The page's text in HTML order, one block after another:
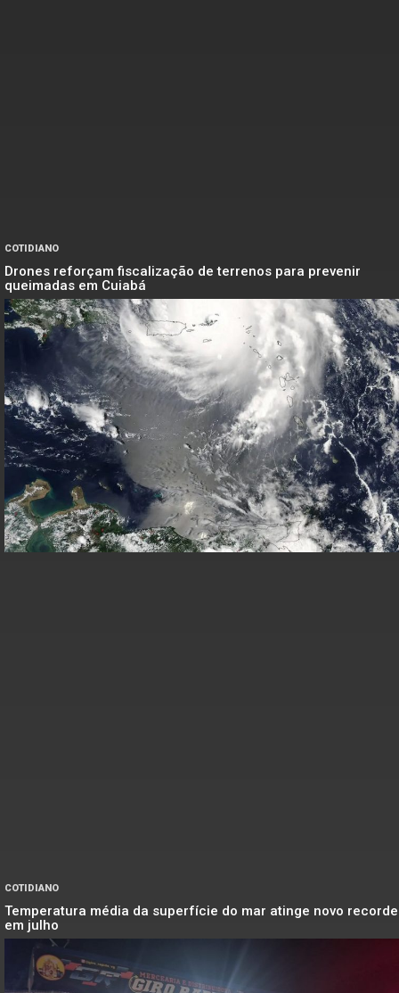
COTIDIANO
Drones reforçam fiscalização de terrenos para prevenir
queimadas em Cuiabá
COTIDIANO
Temperatura média da superfície do mar atinge novo recorde
em julho